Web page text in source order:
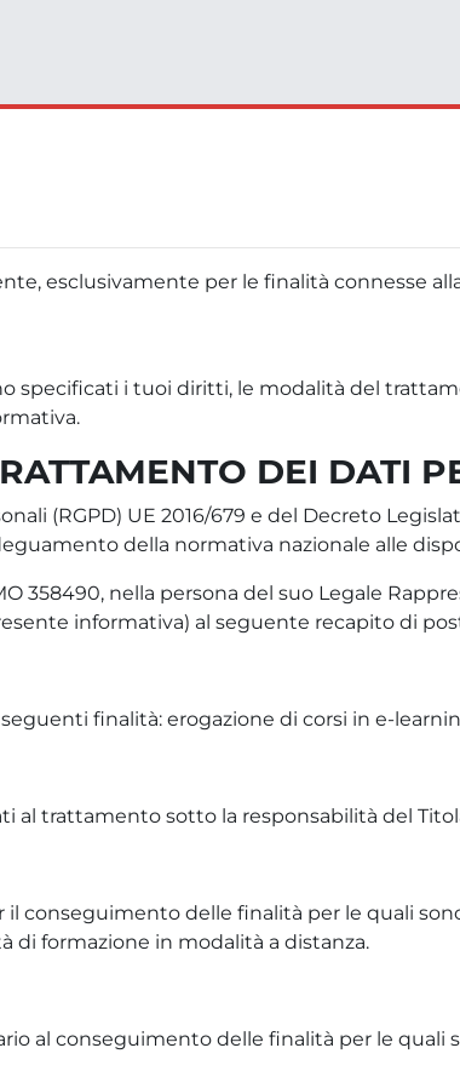
esclusivamente per le finalità connesse
specificati i tuoi diritti, le modalità del
DEI DATI
(RGPD) UE 2016/679 e del Decreto
della normativa nazionale alle
358490, nella persona del suo Legale
informativa) al seguente recapito di
finalità: erogazione di corsi in e-
trattamento sotto la responsabilità del
conseguimento delle finalità per le quali
di formazione in modalità a distanza.
al conseguimento delle finalità per le quali